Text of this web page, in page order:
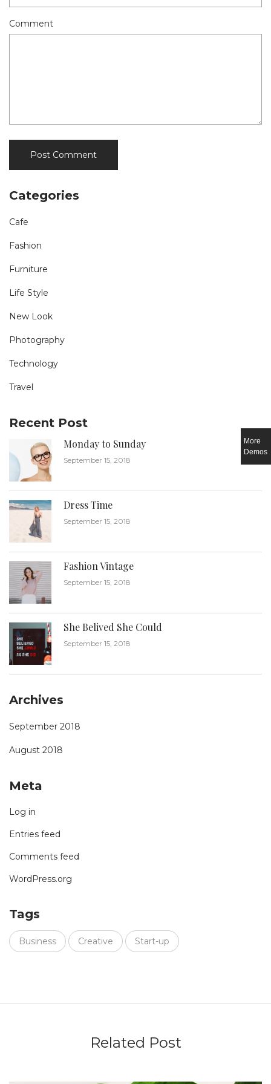
Comment
Categories
Cafe
Fashion
Furniture
Life Style
New Look
Photography
Technology
Travel
Recent Post
Monday to Sunday
September 15, 2018
Dress Time
September 15, 2018
Fashion Vintage
September 15, 2018
She Belived She Could
September 15, 2018
Archives
September 2018
August 2018
Meta
Log in
Entries feed
Comments feed
WordPress.org
Tags
Business Creative Start-up
Related Post
More
Demos